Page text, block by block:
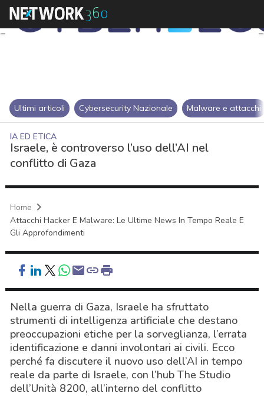
Ultimi articoli Cybersecurity Nazionale Malware e attacchi
IA ED ETICA
Israele, è controverso l’uso dell’AI nel
conflitto di Gaza
Home
Attacchi Hacker E Malware: Le Ultime News In Tempo Reale E
Gli Approfondimenti
Nella guerra di Gaza, Israele ha sfruttato
strumenti di intelligenza artificiale che destano
preoccupazioni etiche per la sorveglianza, l’errata
identificazione e danni involontari ai civili. Ecco
perché fa discutere il nuovo uso dell’AI in tempo
reale da parte di Israele, con l’hub The Studio
dell’Unità 8200, all’interno del conflitto